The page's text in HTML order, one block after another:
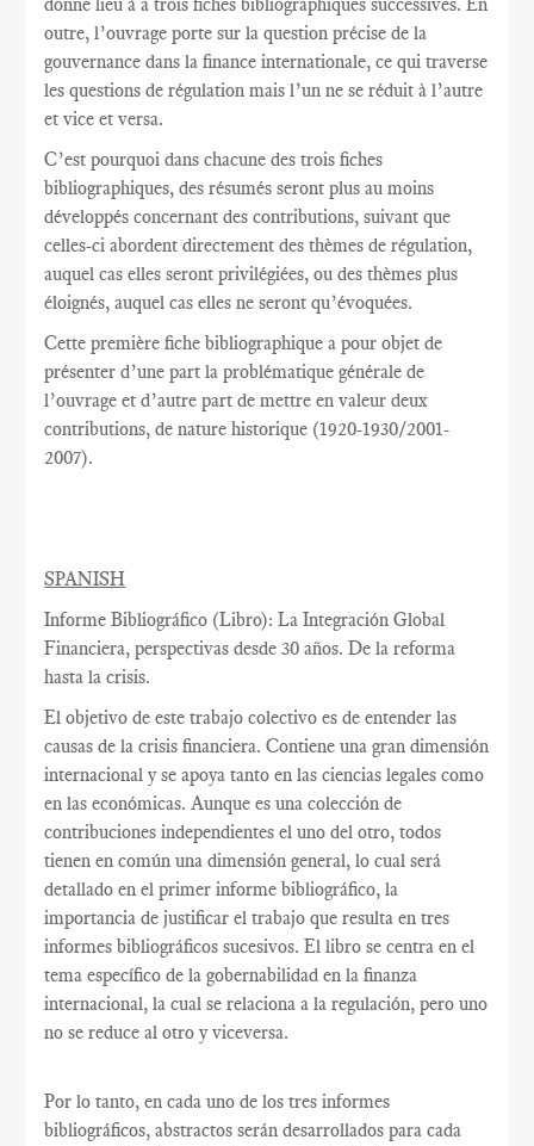
outre, l’ouvrage porte sur la question précise de la
gouvernance dans la finance internationale, ce qui traverse
les questions de régulation mais l’un ne se réduit à l’autre
et vice et versa.
C’est pourquoi dans chacune des trois fiches
bibliographiques, des résumés seront plus au moins
développés concernant des contributions, suivant que
celles-ci abordent directement des thèmes de régulation,
auquel cas elles seront privilégiées, ou des thèmes plus
éloignés, auquel cas elles ne seront qu’évoquées.
Cette première fiche bibliographique a pour objet de
présenter d’une part la problématique générale de
l’ouvrage et d’autre part de mettre en valeur deux
contributions, de nature historique (1920-1930/2001-
2007).
SPANISH
Informe Bibliográfico (Libro): La Integración Global
Financiera, perspectivas desde 30 años. De la reforma
hasta la crisis.
El objetivo de este trabajo colectivo es de entender las
causas de la crisis financiera. Contiene una gran dimensión
internacional y se apoya tanto en las ciencias legales como
en las económicas. Aunque es una colección de
contribuciones independientes el uno del otro, todos
tienen en común una dimensión general, lo cual será
detallado en el primer informe bibliográfico, la
importancia de justificar el trabajo que resulta en tres
informes bibliográficos sucesivos. El libro se centra en el
tema específico de la gobernabilidad en la finanza
internacional, la cual se relaciona a la regulación, pero uno
no se reduce al otro y viceversa.
Por lo tanto, en cada uno de los tres informes
bibliográficos, abstractos serán desarrollados para cada